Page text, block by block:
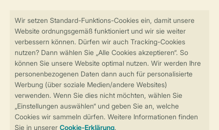
Sicherstellung Deiner Privatsphäre
Sicher und schnell zur Online-Buchung
Sichere Datenübertragung
Sicheres Bezahlen